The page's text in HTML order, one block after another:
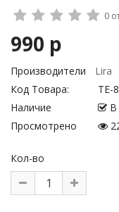
0
990 р
Производители
Lira
Код Товара:
TE-
Наличие
В
Просмотрено
Кол-во